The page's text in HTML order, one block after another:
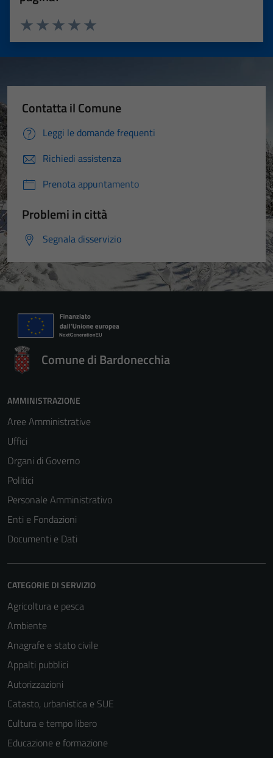
Valuta 5 stelle su 5
Valuta 4 stelle su 5
Valuta 3 stelle su 5
Valuta 2 stelle su 5
Valuta 1 stelle su 5
Contatta il Comune
Leggi le domande frequenti
Richiedi assistenza
Prenota appuntamento
Problemi in città
Segnala disservizio
Comune di Bardonecchia
AMMINISTRAZIONE
Aree Amministrative
Uffici
Organi di Governo
Politici
Personale Amministrativo
Enti e Fondazioni
Documenti e Dati
CATEGORIE DI SERVIZIO
Agricoltura e pesca
Ambiente
Anagrafe e stato civile
Appalti pubblici
Autorizzazioni
Catasto, urbanistica e SUE
Cultura e tempo libero
Educazione e formazione